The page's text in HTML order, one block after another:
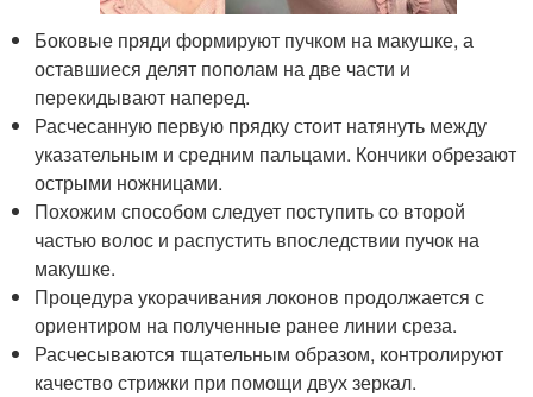
Боковые пряди формируют пучком на макушке, а
оставшиеся делят пополам на две части и
перекидывают наперед.
Расчесанную первую прядку стоит натянуть между
указательным и средним пальцами. Кончики обрезают
острыми ножницами.
Похожим способом следует поступить со второй
частью волос и распустить впоследствии пучок на
макушке.
Процедура укорачивания локонов продолжается с
ориентиром на полученные ранее линии среза.
Расчесываются тщательным образом, контролируют
качество стрижки при помощи двух зеркал.